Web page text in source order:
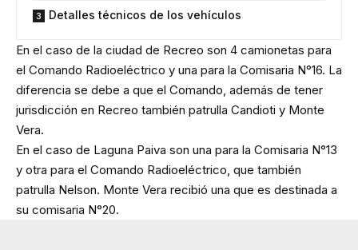
Detalles técnicos de los vehículos
En el caso de la ciudad de Recreo son 4 camionetas para
el Comando Radioeléctrico y una para la Comisaria N°16. La
diferencia se debe a que el Comando, además de tener
jurisdicción en Recreo también patrulla Candioti y Monte
Vera.
En el caso de Laguna Paiva son una para la Comisaria N°13
y otra para el Comando Radioeléctrico, que también
patrulla Nelson. Monte Vera recibió una que es destinada a
su comisaria N°20.